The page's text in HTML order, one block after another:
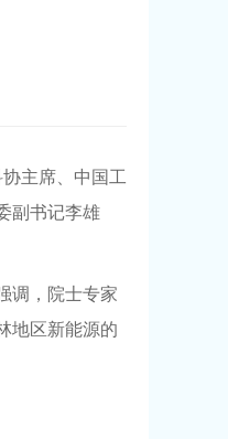
主席、中国工
副书记李雄
调，院士专家
地区新能源的